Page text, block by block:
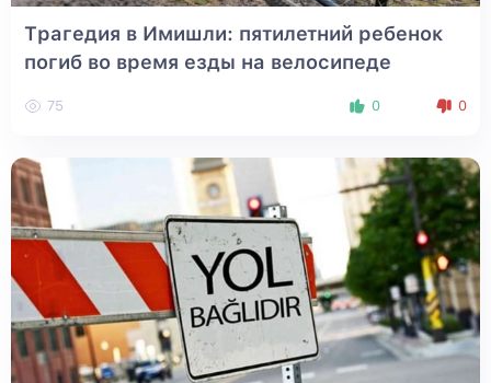
Трагедия в Имишли: пятилетний ребенок
погиб во время езды на велосипеде
75 0 0